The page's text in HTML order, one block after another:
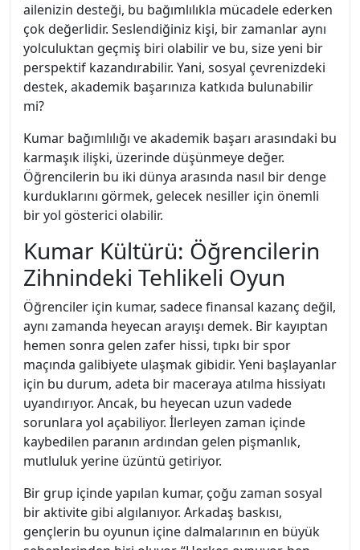
ailenizin desteği, bu bağımlılıkla mücadele ederken
çok değerlidir. Seslendiğiniz kişi, bir zamanlar aynı
yolculuktan geçmiş biri olabilir ve bu, size yeni bir
perspektif kazandırabilir. Yani, sosyal çevrenizdeki
destek, akademik başarınıza katkıda bulunabilir
mi?
Kumar bağımlılığı ve akademik başarı arasındaki bu
karmaşık ilişki, üzerinde düşünmeye değer.
Öğrencilerin bu iki dünya arasında nasıl bir denge
kurduklarını görmek, gelecek nesiller için önemli
bir yol gösterici olabilir.
Kumar Kültürü: Öğrencilerin
Zihnindeki Tehlikeli Oyun
Öğrenciler için kumar, sadece finansal kazanç değil,
aynı zamanda heyecan arayışı demek. Bir kayıptan
hemen sonra gelen zafer hissi, tıpkı bir spor
maçında galibiyete ulaşmak gibidir. Yeni başlayanlar
için bu durum, adeta bir maceraya atılma hissiyatı
uyandırıyor. Ancak, bu heyecan uzun vadede
sorunlara yol açabiliyor. İlerleyen zaman içinde
kaybedilen paranın ardından gelen pişmanlık,
mutluluk yerine üzüntü getiriyor.
Bir grup içinde yapılan kumar, çoğu zaman sosyal
bir aktivite gibi algılanıyor. Arkadaş baskısı,
gençlerin bu oyunun içine dalmalarının en büyük